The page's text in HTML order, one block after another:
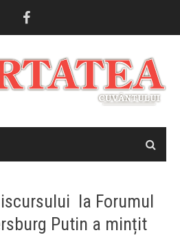
la Forumul
Putin a mințit